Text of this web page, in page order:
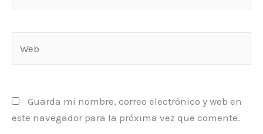
Guarda mi nombre, correo electrónico y web en
este navegador para la próxima vez que comente.